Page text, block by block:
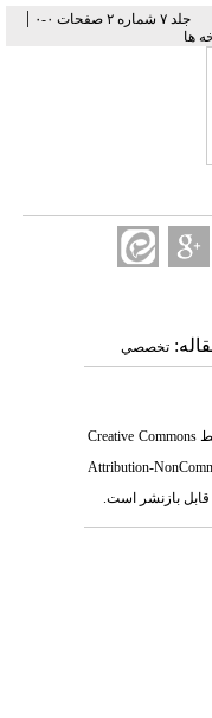
جلد ۷ شماره ۲ صفحات ۰-۰ |
ها
تخصصي
Creative Commons
Attribution-
قابل بازنشر است.